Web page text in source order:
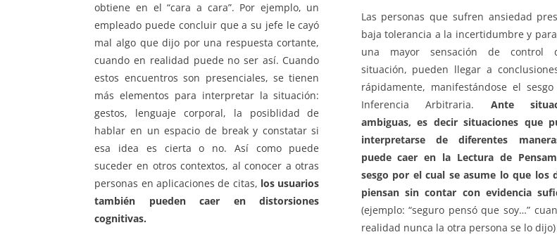
obtiene en el “cara a cara”. Por ejemplo, un
empleado puede concluir que a su jefe le cayó
mal algo que dijo por una respuesta cortante,
cuando en realidad puede no ser así. Cuando
estos encuentros son presenciales, se tienen
más elementos para interpretar la situación:
gestos, lenguaje corporal, la posiblidad de
hablar en un espacio de break y constatar si
esa idea es cierta o no. Así como puede
suceder en otros contextos, al conocer a otras
personas en aplicaciones de citas, los usuarios
también pueden caer en distorsiones
cognitivas.
Las personas que sufren ansiedad
baja tolerancia a la incertidumbre y
una mayor sensación de control
situación, pueden llegar a
rápidamente, manifestándose el
Inferencia Arbitraria. Ante
ambiguas, es decir situaciones que
interpretarse de diferentes
puede caer en la Lectura de
sesgo por el cual se asume lo que los
piensan sin contar con evidencia
(ejemplo: “seguro pensó que soy…”
realidad nunca la otra persona se lo dijo)